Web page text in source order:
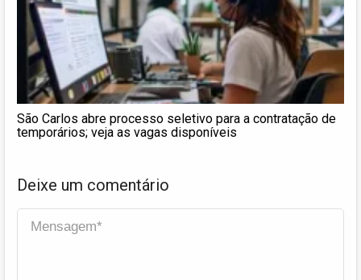
São Carlos abre processo seletivo para a contratação de
temporários; veja as vagas disponíveis
Deixe um comentário